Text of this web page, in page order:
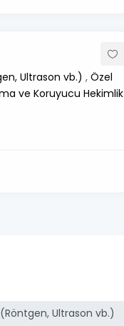
Ultrason vb.) , Özel
ve Koruyucu Hekimlik
Ultrason vb.)